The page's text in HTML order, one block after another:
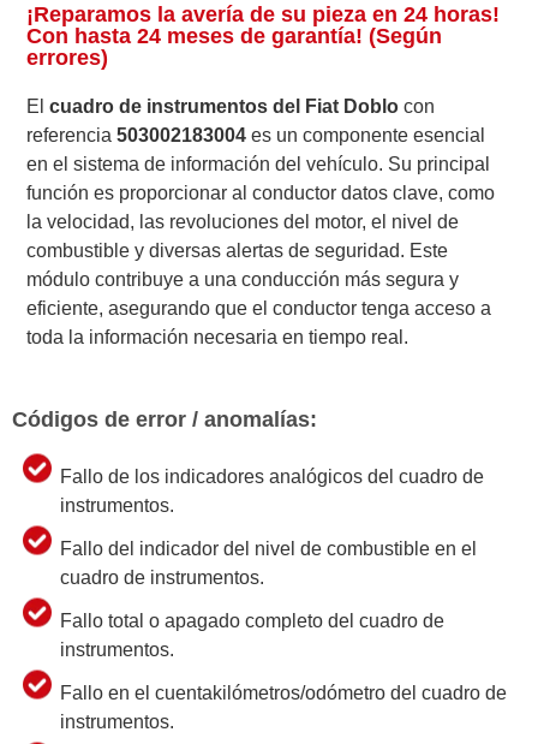
¡Reparamos la avería de su pieza en 24 horas!
Con hasta 24 meses de garantía! (Según
errores)
Elcuadro de instrumentos del Fiat Doblocon
referencia503002183004 es un componente esencial
en el sistema de información del vehículo. Su principal
función es proporcionar al conductor datos clave, como
la velocidad, las revoluciones del motor, el nivel de
combustible y diversas alertas de seguridad. Este
módulo contribuye a una conducción más segura y
eficiente, asegurando que el conductor tenga acceso a
toda la información necesaria en tiempo real.
Códigos de error / anomalías:
Fallo de los indicadores analógicos del cuadro de
instrumentos.
Fallo del indicador del nivel de combustible en el
cuadro de instrumentos.
Fallo total o apagado completo del cuadro de
instrumentos.
Fallo en el cuentakilómetros/odómetro del cuadro de
instrumentos.